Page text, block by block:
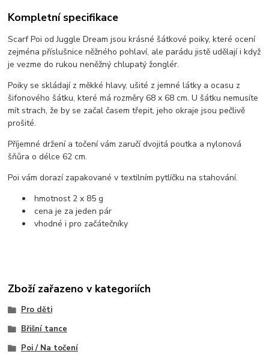
Kompletní specifikace
Scarf Poi od Juggle Dream jsou krásné šátkové poiky, které ocení
zejména příslušnice něžného pohlaví, ale parádu jistě udělají i když
je vezme do rukou neněžný chlupatý žonglér.
Poiky se skládají z měkké hlavy, ušité z jemné látky a ocasu z
šifonového šátku, které má rozměry 68 x 68 cm. U šátku nemusíte
mít strach, že by se začal časem třepit, jeho okraje jsou pečlivě
prošité.
Příjemné držení a točení vám zaručí dvojitá poutka a nylonová
šňůra o délce 62 cm.
Poi vám dorazí zapakované v textilním pytlíčku na stahování.
hmotnost 2 x 85 g
cena je za jeden pár
vhodné i pro začátečníky
Zboží zařazeno v kategoriích
Pro děti
Břišní tance
Poi / Na točení